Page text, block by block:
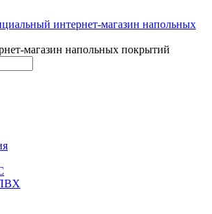
магазин напольных покрытий